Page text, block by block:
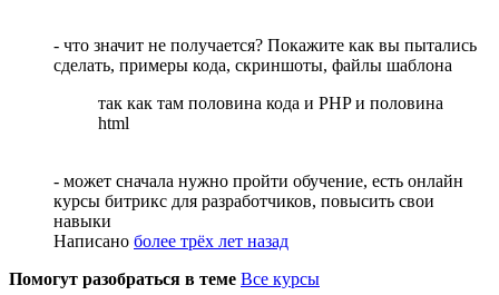
- что значит не получается? Покажите как вы пытались
сделать, примеры кода, скриншоты, файлы шаблона
так как там половина кода и PHP и половина
html
- может сначала нужно пройти обучение, есть онлайн
курсы битрикс для разработчиков, повысить свои
навыки
Написано более трёх лет назад
Помогут разобраться в теме Все курсы